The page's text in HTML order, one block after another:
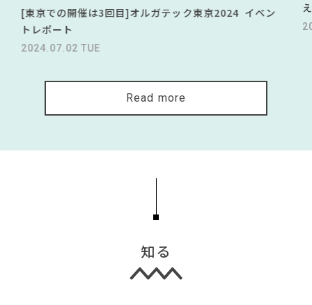
[東京での開催は3回目]オルガテック東京2024 イベン
トレポート
2024.07.02 TUE
Read more
知る